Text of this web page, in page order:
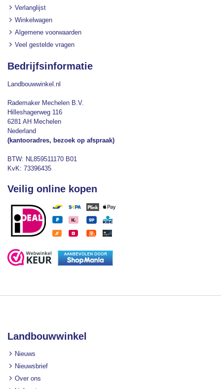
Verlanglijst
Winkelwagen
Algemene voorwaarden
Veel gestelde vragen
Bedrijfsinformatie
Landbouwwinkel.nl
Rademaker Mechelen B.V.
Hilleshagerweg 116
6281 AH Mechelen
Nederland
(kantooradres, bezoek op afspraak)
BTW: NL859511170 B01
KvK: 73396435
Veilig online kopen
Landbouwwinkel
Nieuws
Nieuwsbrief
Over ons